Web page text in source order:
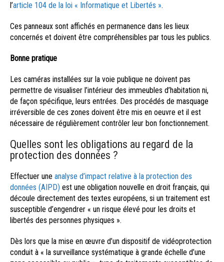
l’article 104 de la loi « Informatique et Libertés ».
Ces panneaux sont affichés en permanence dans les lieux
concernés et doivent être compréhensibles par tous les publics.
Bonne pratique
Les caméras installées sur la voie publique ne doivent pas
permettre de visualiser l’intérieur des immeubles d’habitation ni,
de façon spécifique, leurs entrées. Des procédés de masquage
irréversible de ces zones doivent être mis en oeuvre et il est
nécessaire de régulièrement contrôler leur bon fonctionnement.
Quelles sont les obligations au regard de la
protection des données ?
Effectuer une analyse d’impact relative à la protection des
données (AIPD) est une obligation nouvelle en droit français, qui
découle directement des textes européens, si un traitement est
susceptible d’engendrer « un risque élevé pour les droits et
libertés des personnes physiques ».
Dès lors que la mise en œuvre d’un dispositif de vidéoprotection
conduit à « la surveillance systématique à grande échelle d’une